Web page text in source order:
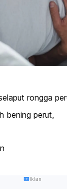
rongga
bening perut,
Iklan